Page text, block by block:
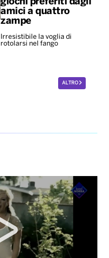
amici a quattro
zampe
Irresistibile la voglia di
rotolarsi nel fango
ALTRO